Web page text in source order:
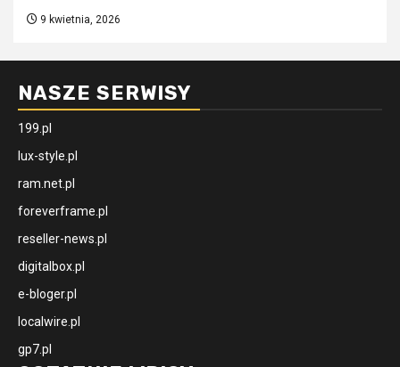
9 kwietnia, 2026
NASZE SERWISY
199.pl
lux-style.pl
ram.net.pl
foreverframe.pl
reseller-news.pl
digitalbox.pl
e-bloger.pl
localwire.pl
gp7.pl